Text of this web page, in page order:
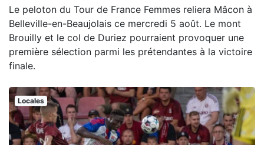
Le peloton du Tour de France Femmes reliera Mâcon à
Belleville-en-Beaujolais ce mercredi 5 août. Le mont
Brouilly et le col de Duriez pourraient provoquer une
première sélection parmi les prétendantes à la victoire
finale.
Locales